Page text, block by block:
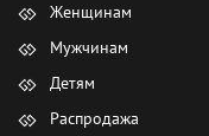
Женщинам
Мужчинам
Детям
Распродажа